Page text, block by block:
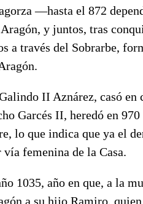
—hasta el 872
y juntos, tras
a través del Sobrarbe,
II Aznárez, casó en
Garcés II, heredó en
lo que indica que ya el
femenina de la Casa.
1035, año en que, a la
a su hijo Ramiro, quien